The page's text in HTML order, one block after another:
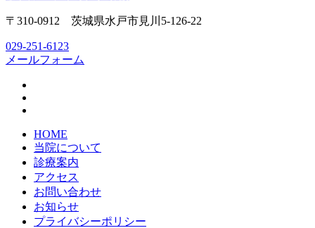
〒310-0912 茨城県水戸市見川5-126-22
029-251-6123
メールフォーム
HOME
当院について
診療案内
アクセス
お問い合わせ
お知らせ
プライバシーポリシー